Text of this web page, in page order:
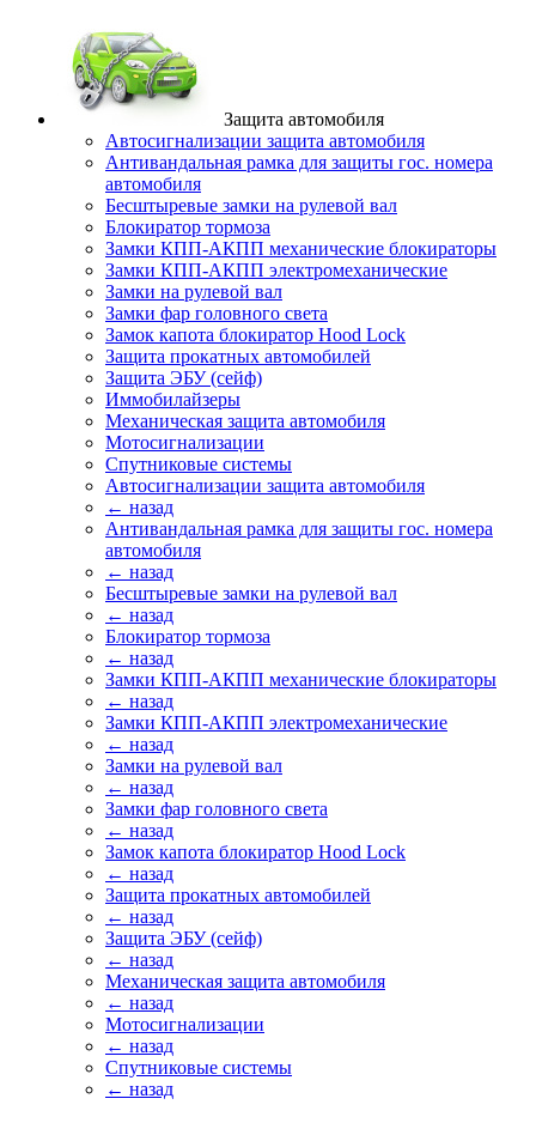
Защита автомобиля
Автосигнализации защита автомобиля
Антивандальная рамка для защиты гос. номера
автомобиля
Бесштыревые замки на рулевой вал
Блокиратор тормоза
Замки КПП-АКПП механические блокираторы
Замки КПП-АКПП электромеханические
Замки на рулевой вал
Замки фар головного света
Замок капота блокиратор Hood Lock
Защита прокатных автомобилей
Защита ЭБУ (сейф)
Иммобилайзеры
Механическая защита автомобиля
Мотосигнализации
Спутниковые системы
Автосигнализации защита автомобиля
← назад
Антивандальная рамка для защиты гос. номера
автомобиля
← назад
Бесштыревые замки на рулевой вал
← назад
Блокиратор тормоза
← назад
Замки КПП-АКПП механические блокираторы
← назад
Замки КПП-АКПП электромеханические
← назад
Замки на рулевой вал
← назад
Замки фар головного света
← назад
Замок капота блокиратор Hood Lock
← назад
Защита прокатных автомобилей
← назад
Защита ЭБУ (сейф)
← назад
Механическая защита автомобиля
← назад
Мотосигнализации
← назад
Спутниковые системы
← назад